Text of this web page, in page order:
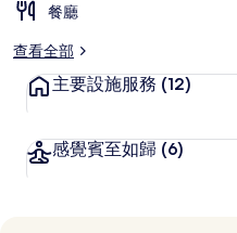
餐廳
查看全部
主要設施服務 (12)
感覺賓至如歸 (6)